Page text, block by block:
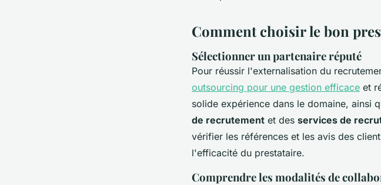
Comment choisir le bon
Sélectionner un partenaire réputé
Pour réussir l'externalisation du
outsourcing pour une gestion efficace et
solide expérience dans le domaine, ainsi
de recrutement et des services de
vérifier les références et les avis des
l'efficacité du prestataire.
Comprendre les modalités de